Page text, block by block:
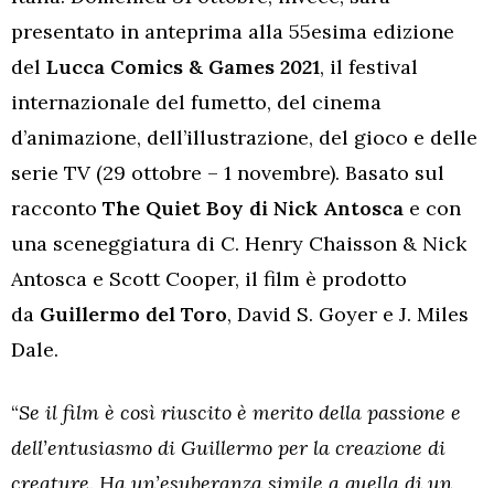
presentato in anteprima alla 55esima edizione
del Lucca Comics & Games 2021, il festival
internazionale del fumetto, del cinema
d’animazione, dell’illustrazione, del gioco e delle
serie TV (29 ottobre – 1 novembre). Basato sul
racconto The Quiet Boy di Nick Antosca e con
una sceneggiatura di C. Henry Chaisson & Nick
Antosca e Scott Cooper, il film è prodotto
da Guillermo del Toro, David S. Goyer e J. Miles
Dale.
“Se il film è così riuscito è merito della passione e
dell’entusiasmo di Guillermo per la creazione di